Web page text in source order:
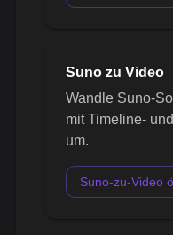
Suno zu Video
Wandle Suno-
mit Timeline-
um.
Suno-zu-Video